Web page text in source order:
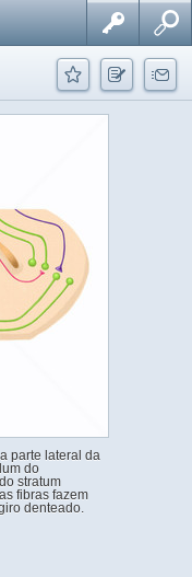
parte lateral da
do
stratum
fibras fazem
denteado.